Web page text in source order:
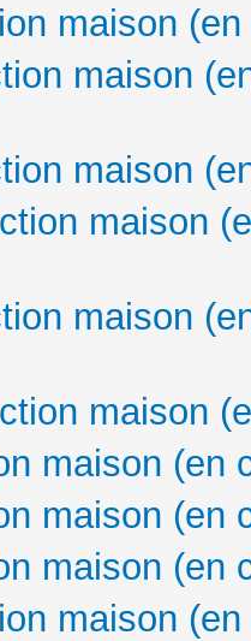
maison
maison
maison
maison
maison
maison
maison (en
maison (en
maison (en
maison